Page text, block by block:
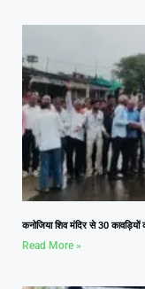
कनोजिया शिव मंदिर से 30
Read More »